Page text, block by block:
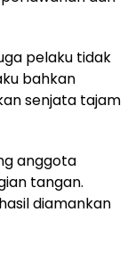
pelaku tidak
bahkan
senjata tajam
anggota
tangan.
diamankan